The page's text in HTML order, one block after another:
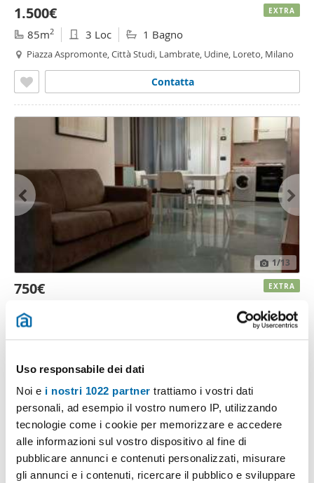
Uso responsabile dei dati
Noi e i nostri 1022 partner trattiamo i vostri dati
personali, ad esempio il vostro numero IP, utilizzando
tecnologie come i cookie per memorizzare e accedere
alle informazioni sul vostro dispositivo al fine di
pubblicare annunci e contenuti personalizzati, misurare
gli annunci e i contenuti, ricercare il pubblico e sviluppare
1.500€
85m2 3 Loc 1 Bagno
Piazza Aspromonte, Città Studi, Lambrate, Udine, Loreto, Milano
Contatta
EXTRA
1/13
750€
48m
Viale Alcione, Centro, Francavilla Al Mare
EXTRA